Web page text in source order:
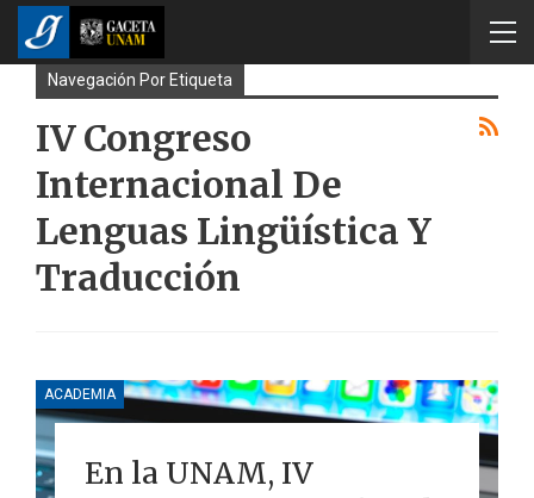
Navegación Por Etiqueta
IV Congreso
Internacional De
Lenguas Lingüística Y
Traducción
ACADEMIA
En la UNAM, IV